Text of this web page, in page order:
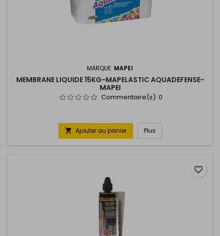
MARQUE: MAPEI
MEMBRANE LIQUIDE 15KG-MAPELASTIC AQUADEFENSE-
MAPEI
Commentaire(s): 0
 Ajouter au panier Plus
favorite_border